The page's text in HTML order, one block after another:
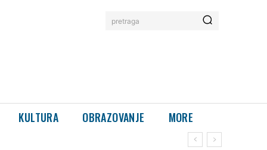
pretraga
KULTURA OBRAZOVANJE MORE